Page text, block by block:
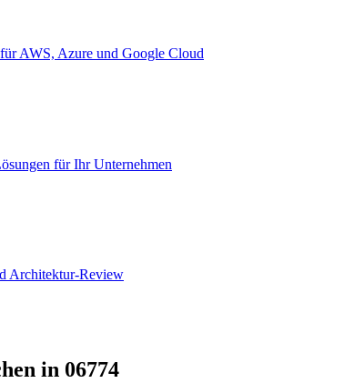
AWS, Azure und Google Cloud
für Ihr Unternehmen
Architektur-Review
in 06774